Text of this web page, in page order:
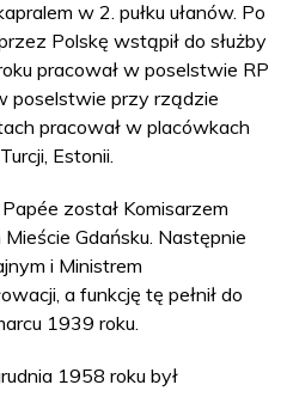
w 2. pułku ułanów. Po
Polskę wstąpił do służby
pracował w poselstwie RP
poselstwie przy rządzie
pracował w placówkach
Estonii.
został Komisarzem
Gdańsku. Następnie
i Ministrem
a funkcję tę pełnił do
1939 roku.
1958 roku był